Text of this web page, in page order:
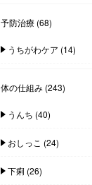
予防治療(68)
うちがわケア (14)
体の仕組み(243)
うんち (40)
おしっこ (24)
下痢 (26)